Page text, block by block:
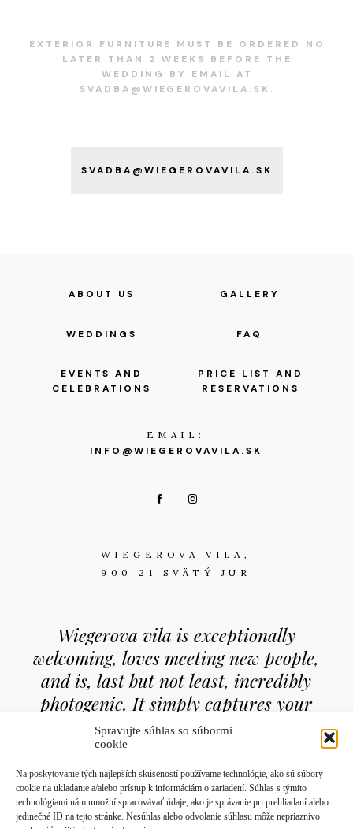
Spravujte súhlas so súbormi
cookie
Na poskytovanie tých najlepších skúseností používame technológie, ako sú súbory
cookie na ukladanie a/alebo prístup k informáciám o zariadení. Súhlas s týmito
technológiami nám umožní spracovávať údaje, ako je správanie pri prehliadaní alebo
jedinečné ID na tejto stránke. Nesúhlas alebo odvolanie súhlasu môže nepriaznivo
EXTERIOR FURNITURE MUST BE ORDERED NO
LATER THAN 2 WEEKS BEFORE THE
WEDDING BY EMAIL AT
SVADBA@WIEGEROVAVILA.SK.
SVADBA@WIEGEROVAVILA.SK
Wiegerova vila is exceptionally
welcoming, loves meeting new people,
and is, last but not least, incredibly
photogenic. It simply captures your
heart from the very first moment.
EMAIL:
ABOUT US
INFO@WIEGEROVAVILA.SK
WEDDINGS
EVENTS AND
CELEBRATIONS
GALLERY
FAQ
WIEGEROVA VILA,
900 21 SVÄTÝ JUR
PRICE LIST AND
RESERVATIONS
VIRTUAL 3D TOUR